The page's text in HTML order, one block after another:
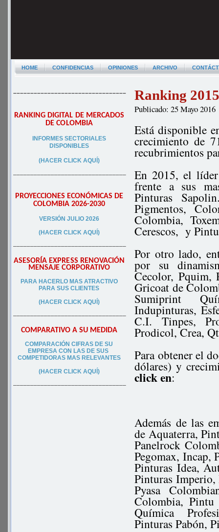
HOME CONFIDENCIAS OPINIONES ARCHIVO
–––––––––––––––––––––––––––––––––
RANKING DIGITAL DE MERCADOS
DE COLOMBIA
INFORMES SECTORIALES
DISPONIBLES
(HACER CLICK AQUÍ)
–––––––––––––––––––––––––––––––––
PROYECCIONES ECONÓMICAS DE
COLOMBIA 2026-2030
VERSIÓN JULIO 2026
(HACER CLICK AQUÍ)
–––––––––––––––––––––––––––––––––
ASESORÍA EXPRESS RENOVACIÓN
MENSAJE CORPORATIVO
PARA HACERLO MAS ATRACTIVO
PARA SUS CLIENTES
(HACER CLICK AQUÍ)
–––––––––––––––––––––––––––––––––
COMPARATIVO A SU MEDIDA
COMPARACIÓN CIFRAS DE SU
EMPRESA CON LAS DE SUS
COMPETIDORAS MAS RELEVANTES
(HACER CLICK AQUÍ)
–––––––––––––––––––––––––––––––––
Ranking
Publicado: 25 Mayo 2016
Está disponible
crecimiento de
recubrimientos
En 2015, el
frente a sus
Pinturas
Pigmentos,
Colombia,
Cerescos, y
Por otro lado,
por su
Cecolor, Pquim,
Gricoat de
Sumiprint
Indupinturas,
C.I. Tinpes,
Prodicol, Crea,
Para obtener el
dólares) y
click en:
Además de las
de Aquaterra,
Panelrock
Pegomax, Incap,
Pinturas Idea,
Pinturas Imperio,
Pyasa
Colombia, Pintu
Química
Pinturas Pabón,